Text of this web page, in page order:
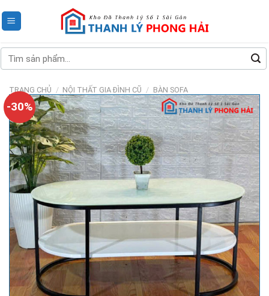
to
Tìm
kiếm:
TRANG CHỦ / NỘI THẤT GIA ĐÌNH CŨ / BÀN SOFA
-30%